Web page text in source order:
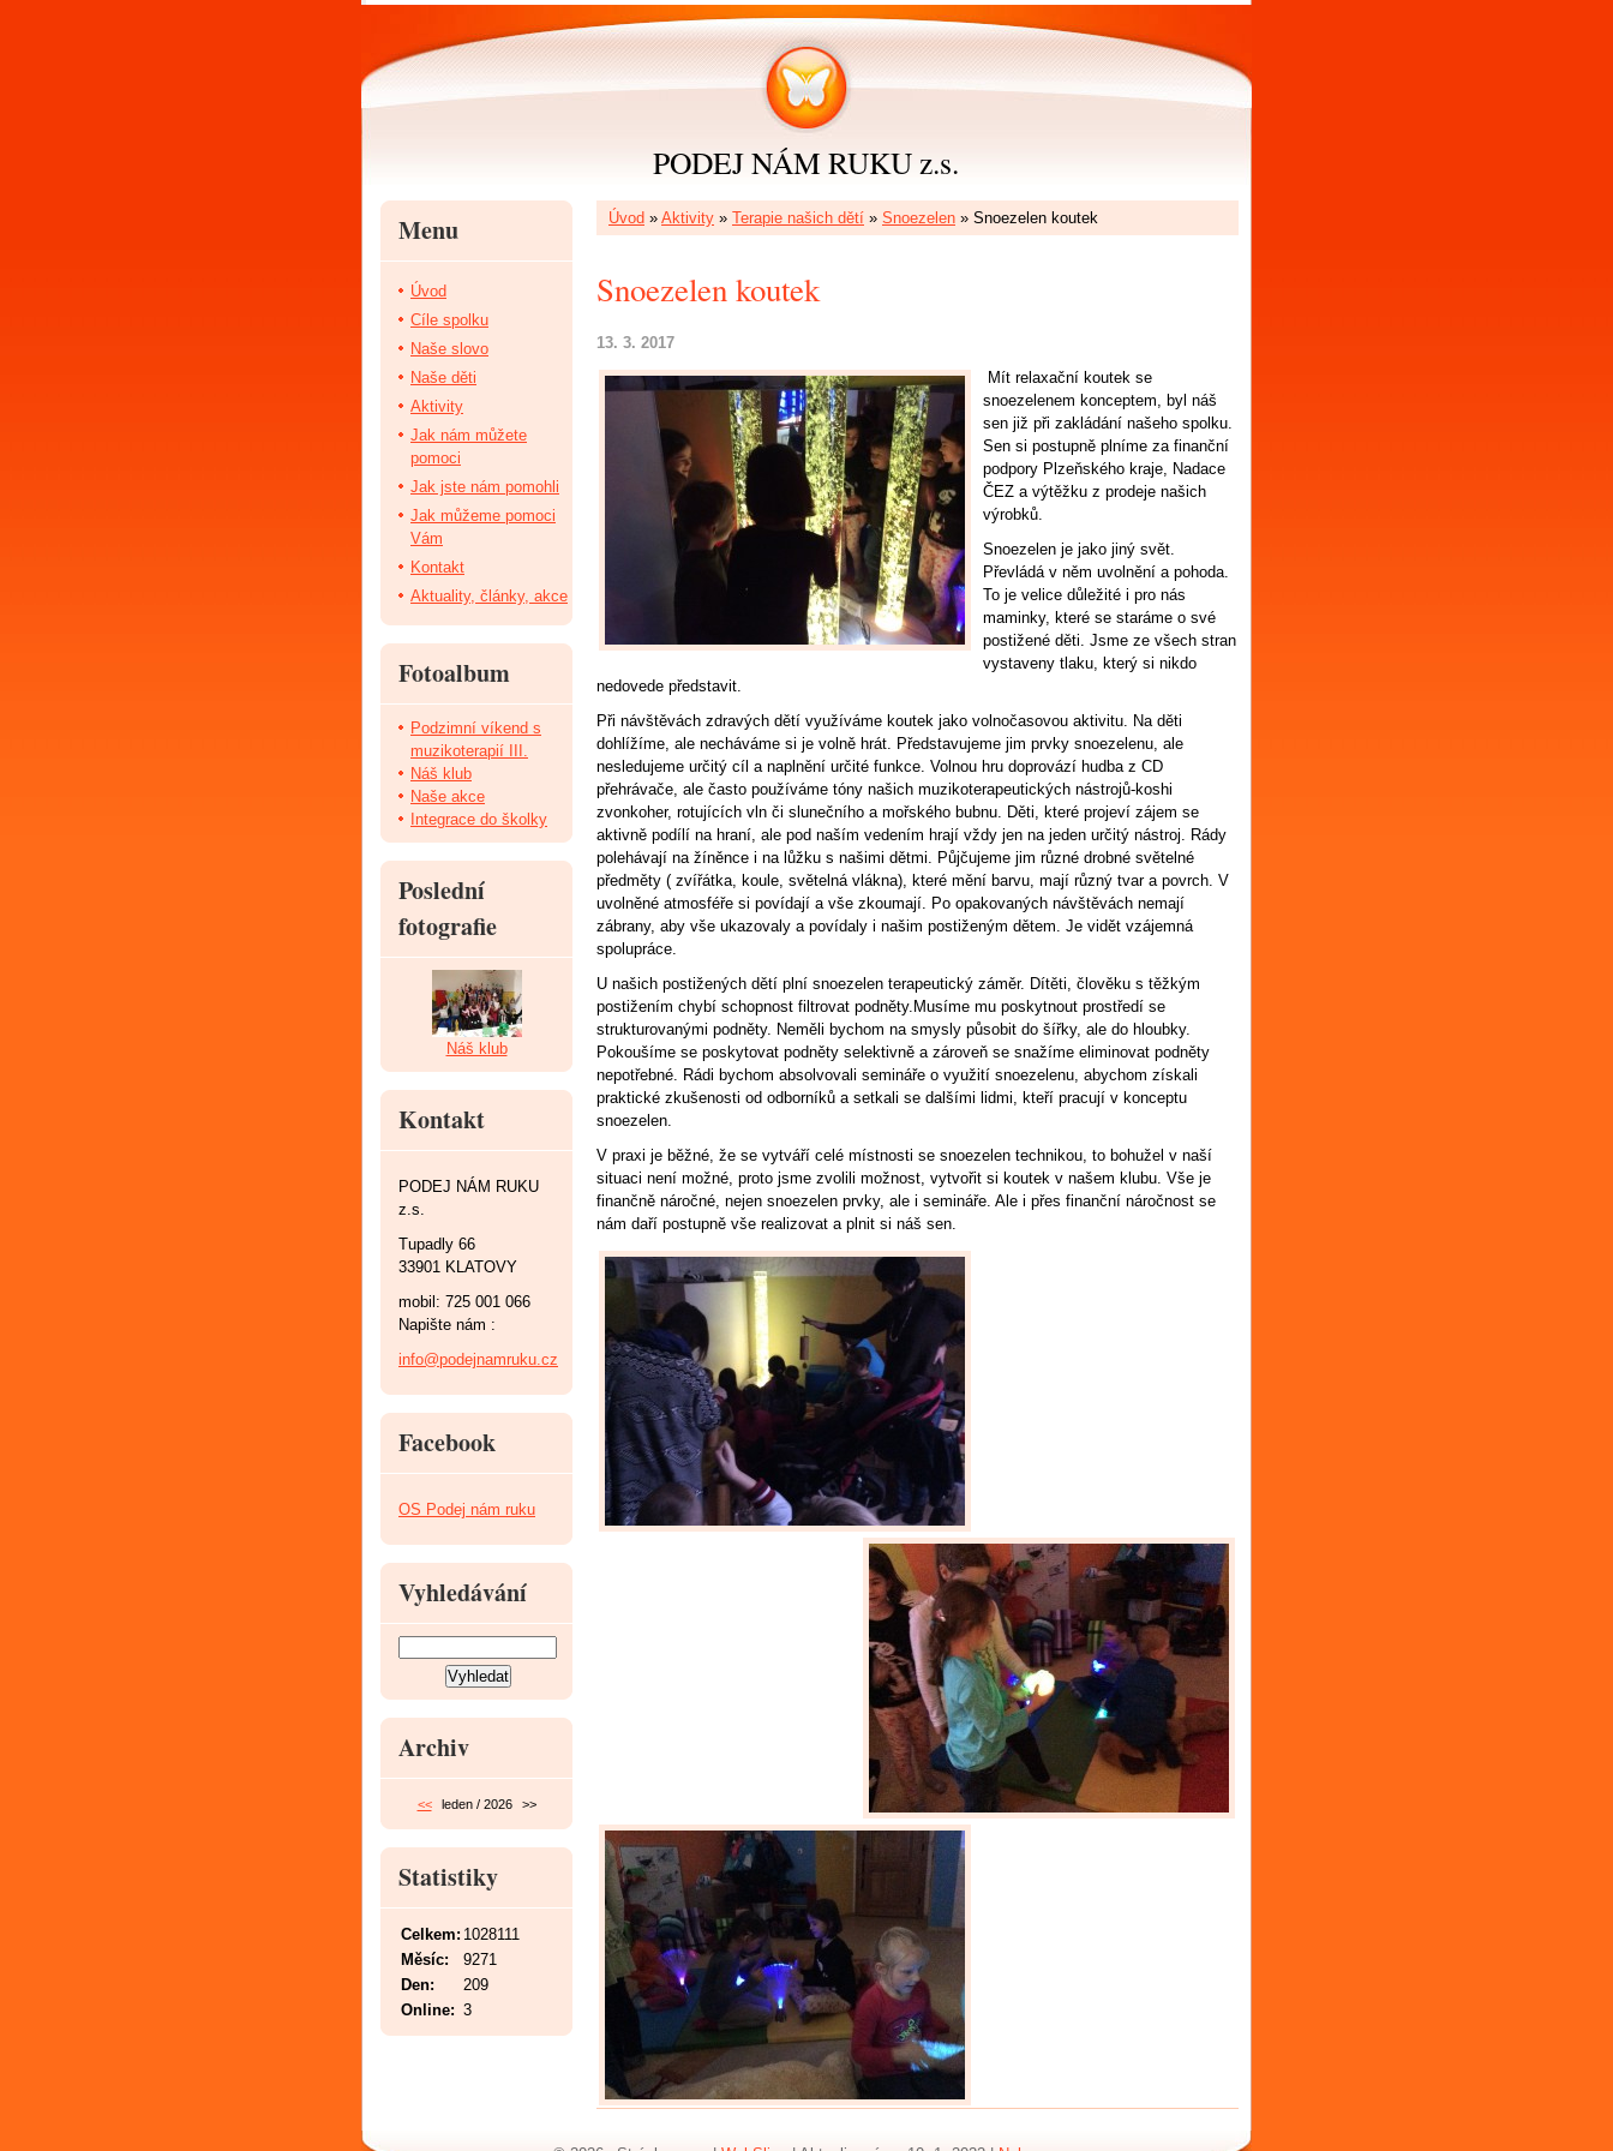
PODEJ NÁM RUKU z.s.
Úvod » Aktivity » Terapie našich dětí » Snoezelen » Snoezelen koutek
Snoezelen koutek
13. 3. 2017
Mít relaxační koutek se
snoezelenem konceptem, byl náš
sen již při zakládání našeho spolku.
Sen si postupně plníme za finanční
podpory Plzeňského kraje, Nadace
ČEZ a výtěžku z prodeje našich
výrobků.
Snoezelen je jako jiný svět.
Převládá v něm uvolnění a pohoda.
To je velice důležité i pro nás
maminky, které se staráme o své
postižené děti. Jsme ze všech stran
vystaveny tlaku, který si nikdo
nedovede představit.
Při návštěvách zdravých dětí využíváme koutek jako volnočasovou aktivitu. Na děti
dohlížíme, ale necháváme si je volně hrát. Představujeme jim prvky snoezelenu, ale
nesledujeme určitý cíl a naplnění určité funkce. Volnou hru doprovází hudba z CD
přehrávače, ale často používáme tóny našich muzikoterapeutických nástrojů-koshi
zvonkoher, rotujících vln či slunečního a mořského bubnu. Děti, které projeví zájem se
aktivně podílí na hraní, ale pod naším vedením hrají vždy jen na jeden určitý nástroj. Rády
polehávají na žíněnce i na lůžku s našimi dětmi. Půjčujeme jim různé drobné světelné
předměty ( zvířátka, koule, světelná vlákna), které mění barvu, mají různý tvar a povrch. V
uvolněné atmosféře si povídají a vše zkoumají. Po opakovaných návštěvách nemají
zábrany, aby vše ukazovaly a povídaly i našim postiženým dětem. Je vidět vzájemná
spolupráce.
U našich postižených dětí plní snoezelen terapeutický záměr. Dítěti, člověku s těžkým
postižením chybí schopnost filtrovat podněty.Musíme mu poskytnout prostředí se
strukturovanými podněty. Neměli bychom na smysly působit do šířky, ale do hloubky.
Pokoušíme se poskytovat podněty selektivně a zároveň se snažíme eliminovat podněty
nepotřebné. Rádi bychom absolvovali semináře o využití snoezelenu, abychom získali
praktické zkušenosti od odborníků a setkali se dalšími lidmi, kteří pracují v konceptu
snoezelen.
V praxi je běžné, že se vytváří celé místnosti se snoezelen technikou, to bohužel v naší
situaci není možné, proto jsme zvolili možnost, vytvořit si koutek v našem klubu. Vše je
finančně náročné, nejen snoezelen prvky, ale i semináře. Ale i přes finanční náročnost se
nám daří postupně vše realizovat a plnit si náš sen.
Menu
Úvod
Cíle spolku
Naše slovo
Naše děti
Aktivity
Jak nám můžete
pomoci
Jak jste nám pomohli
Jak můžeme pomoci
Vám
Kontakt
Aktuality, články, akce
Fotoalbum
Podzimní víkend s
muzikoterapií III.
Náš klub
Naše akce
Integrace do školky
Poslední
fotografie
Náš klub
Kontakt
PODEJ NÁM RUKU
z.s.
Tupadly 66
33901 KLATOVY
mobil: 725 001 066
Napište nám :
info@podejnamruku.cz
Facebook
OS Podej nám ruku
Vyhledávání
Archiv
<< leden / 2026 >>
Statistiky
Online: 3
Celkem: 1028111
Měsíc:
9271
Den:
209